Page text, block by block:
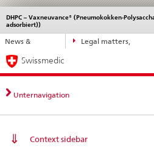
Direct
navigation:
news,
legal
matters,
contact
News &
Legal matters,
DHPC – Vaxneuvance® (Pneumokokken-
adsorbiert))
Languages
Service
navigation
Main
Navigation
Swissmedic
Unternavigation
Context sidebar